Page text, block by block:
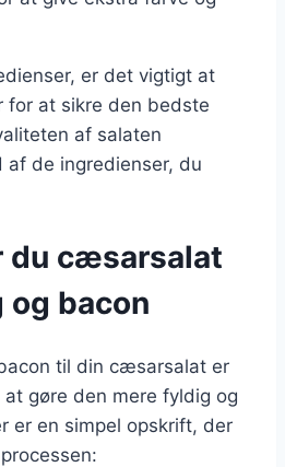
er det vigtigt at
for at sikre den bedste
af salaten
de ingredienser, du
du cæsarsalat
og bacon
til din cæsarsalat er
gøre den mere fyldig og
er en simpel opskrift, der